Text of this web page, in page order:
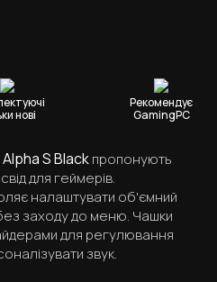
S Blackпропонують
для геймерів.
налаштувати об'ємний
заходу до меню. Чашки
для регулювання
звук.
нові
Рекомендує
GamingPC